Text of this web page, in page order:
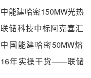
全球单期最大“光（热）
储”一体化项目定日镜已
安装75％
中能建哈密150MW光热
电站冷热盐泵支架最后
一板混凝土浇筑完成
联储科技中标阿克塞汇
东110MW光热项目化盐
服务
中国能建哈密50MW熔
盐塔式光热发电项目冷
盐泵及调温泵维修服务
16年实操干货——联储